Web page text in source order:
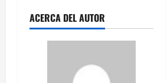
ACERCA DEL AUTOR